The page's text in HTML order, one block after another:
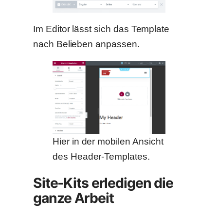
Im Editor lässt sich das Template
nach Belieben anpassen.
Hier in der mobilen Ansicht
des Header-Templates.
Site-Kits erledigen die
ganze Arbeit